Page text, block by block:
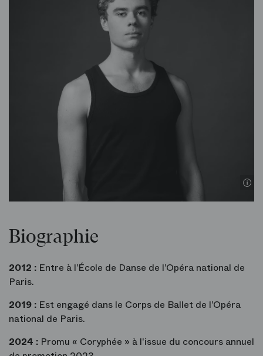
Biographie
2012 : Entre à l’École de Danse de l’Opéra national de
Paris.
2019 : Est engagé dans le Corps de Ballet de l’Opéra
national de Paris.
2024 : Promu « Coryphée » à l'issue du concours annuel